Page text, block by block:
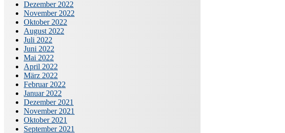
Dezember 2022
November 2022
Oktober 2022
August 2022
Juli 2022
Juni 2022
Mai 2022
April 2022
März 2022
Februar 2022
Januar 2022
Dezember 2021
November 2021
Oktober 2021
September 2021